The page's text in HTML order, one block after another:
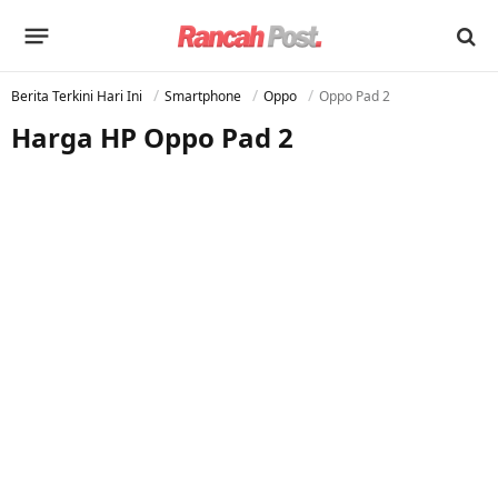
Berita Terkini Hari Ini Smartphone Oppo Oppo Pad 2
Harga HP Oppo Pad 2